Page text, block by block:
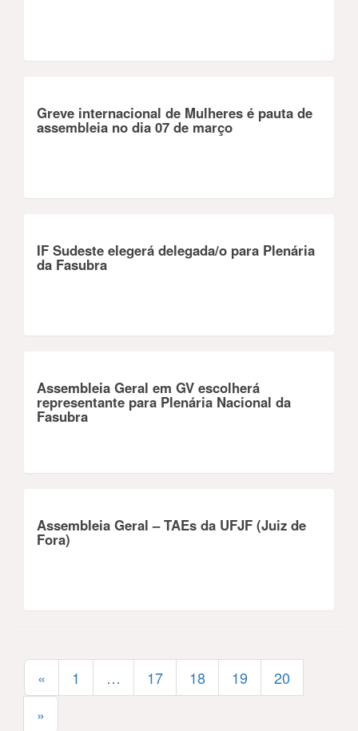
Greve internacional de Mulheres é pauta de
assembleia no dia 07 de março
IF Sudeste elegerá delegada/o para Plenária
da Fasubra
Assembleia Geral em GV escolherá
representante para Plenária Nacional da
Fasubra
Assembleia Geral – TAEs da UFJF (Juiz de
Fora)
« 1 … 17 18 19
20
»